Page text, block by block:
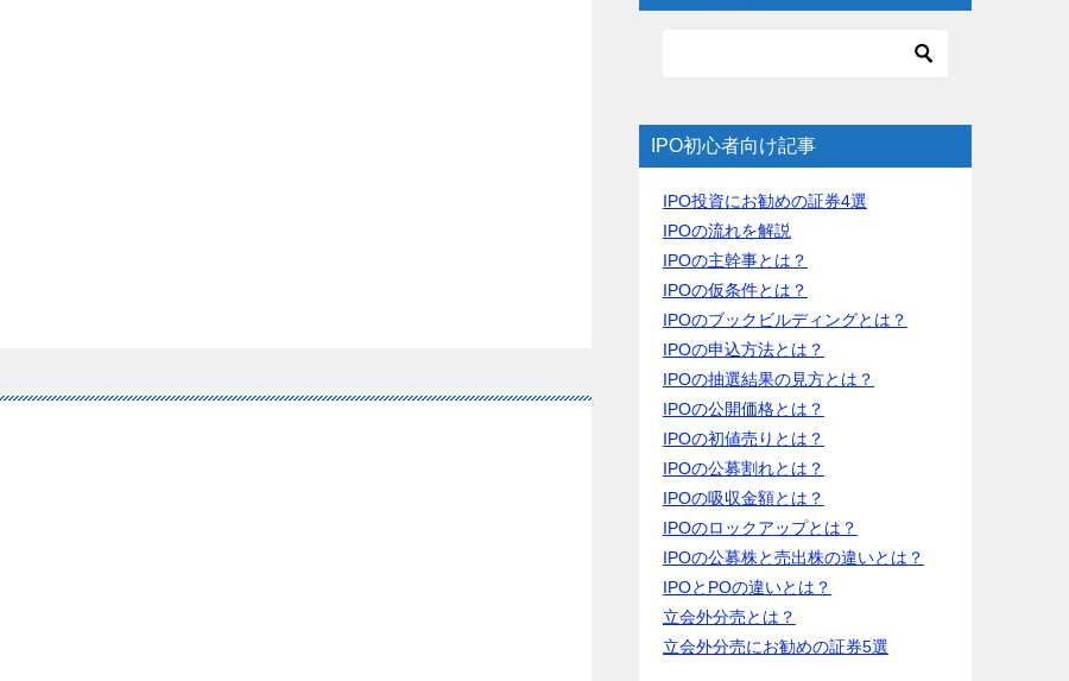
IPO初心者向け記事
IPO投資にお勧めの証券4選
IPOの流れを解説
IPOの主幹事とは？
IPOの仮条件とは？
IPOのブックビルディングとは？
IPOの申込方法とは？
IPOの抽選結果の見方とは？
IPOの公開価格とは？
IPOの初値売りとは？
IPOの公募割れとは？
IPOの吸収金額とは？
IPOのロックアップとは？
IPOの公募株と売出株の違いとは？
IPOとPOの違いとは？
立会外分売とは？
立会外分売にお勧めの証券5選